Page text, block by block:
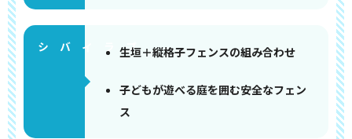
生垣＋縦格子フェンスの組み合わせ
子どもが遊べる庭を囲む安全なフェン
ス